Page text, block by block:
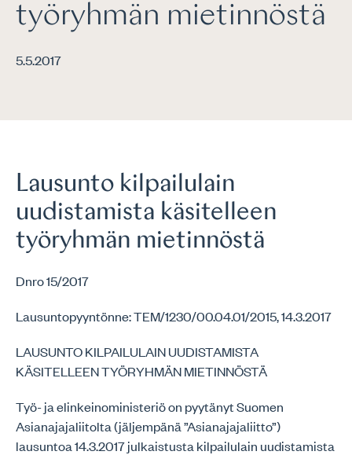
työryhmän mietinnöstä
5.5.2017
Lausunto kilpailulain
uudistamista käsitelleen
työryhmän mietinnöstä
Dnro 15/2017
Lausuntopyyntönne: TEM/1230/00.04.01/2015, 14.3.2017
LAUSUNTO KILPAILULAIN UUDISTAMISTA
KÄSITELLEEN TYÖRYHMÄN MIETINNÖSTÄ
Työ- ja elinkeinoministeriö on pyytänyt Suomen
Asianajajaliitolta (jäljempänä ”Asianajajaliitto”)
lausuntoa 14.3.2017 julkaistusta kilpailulain uudistamista